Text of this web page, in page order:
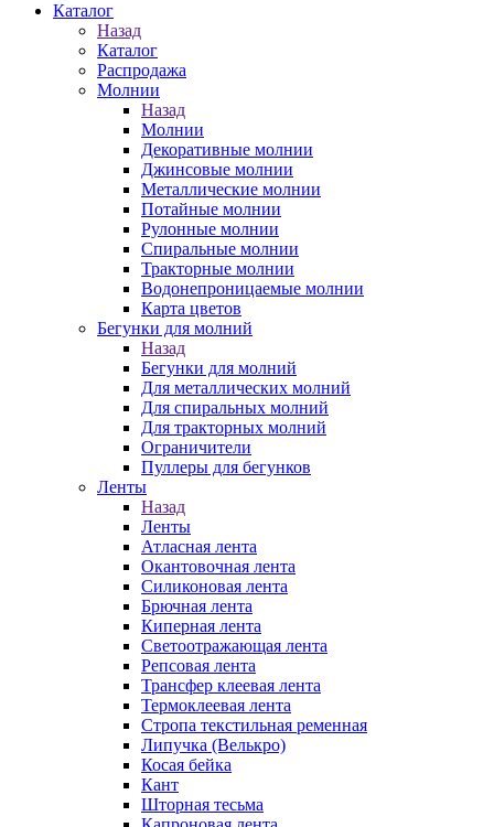
Каталог
Назад
Каталог
Распродажа
Молнии
Назад
Молнии
Декоративные молнии
Джинсовые молнии
Металлические молнии
Потайные молнии
Рулонные молнии
Спиральные молнии
Тракторные молнии
Водонепроницаемые молнии
Карта цветов
Бегунки для молний
Назад
Бегунки для молний
Для металлических молний
Для спиральных молний
Для тракторных молний
Ограничители
Пуллеры для бегунков
Ленты
Назад
Ленты
Атласная лента
Окантовочная лента
Силиконовая лента
Брючная лента
Киперная лента
Светоотражающая лента
Репсовая лента
Трансфер клеевая лента
Термоклеевая лента
Стропа текстильная ременная
Липучка (Велькро)
Косая бейка
Кант
Шторная тесьма